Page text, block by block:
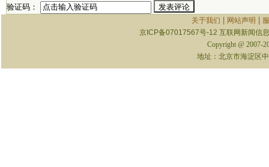
验证码：
关于我们 | 网站声明 |
京ICP备07017567号-12 互联网新闻信
Copyright @ 2007-
地址：北京市海淀区